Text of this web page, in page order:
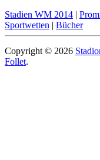
Stadien WM 2014 |
Sportwetten | Bücher
Copyright © 2026
Follet.